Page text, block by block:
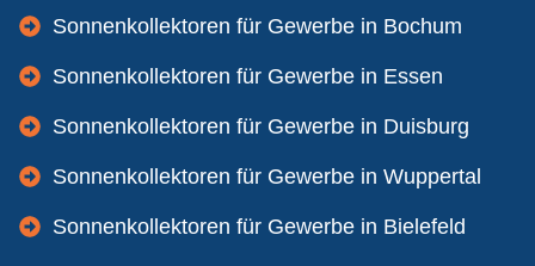
Sonnenkollektoren für Gewerbe in Bochum
Sonnenkollektoren für Gewerbe in Essen
Sonnenkollektoren für Gewerbe in Duisburg
Sonnenkollektoren für Gewerbe in Wuppertal
Sonnenkollektoren für Gewerbe in Bielefeld